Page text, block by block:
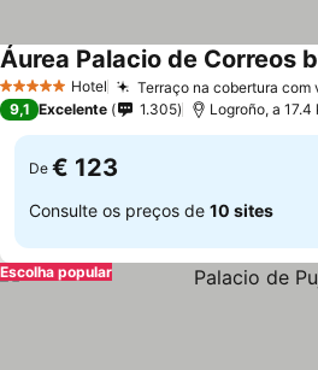
5 Estrelas Hotel Terraço na cobertura com
9,1 Excelente 1.305 Logroño, a 17.4
De € 123
Consulte os preços de 10 sites
Escolha popular